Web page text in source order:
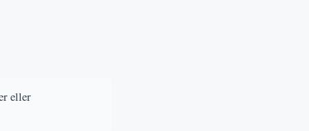
eller